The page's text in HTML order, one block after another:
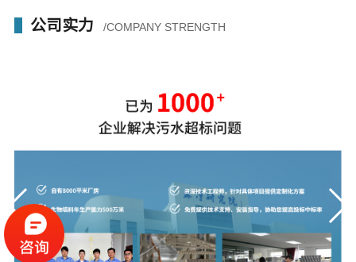
公司实力 /COMPANY STRENGTH